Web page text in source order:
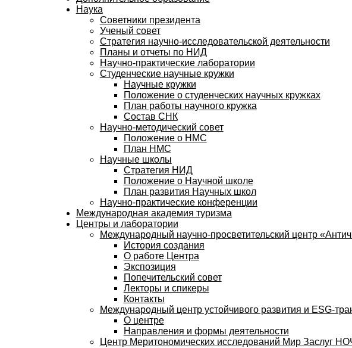
Наука
Советники президента
Ученый совет
Стратегия научно-исследовательской деятельности
Планы и отчеты по НИД
Научно-практические лаборатории
Студенческие научные кружки
Научные кружки
Положение о студенческих научных кружках
План работы научного кружка
Состав СНК
Научно-методический совет
Положение о НМС
План НМС
Научные школы
Стратегия НИД
Положение о Научной школе
План развития Научных школ
Научно-практические конференции
Международная академия туризма
Центры и лаборатории
Международный научно-просветительский центр
История создания
О работе Центра
Экспозиция
Попечительский совет
Лекторы и спикеры
Контакты
Международный центр устойчивого развития и ESG-
О центре
Направления и формы деятельности
Центр Меритономических исследований Мир Заслуг